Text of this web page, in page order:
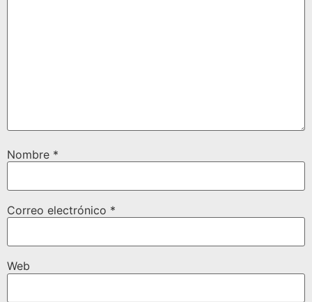
Nombre *
Correo electrónico *
Web